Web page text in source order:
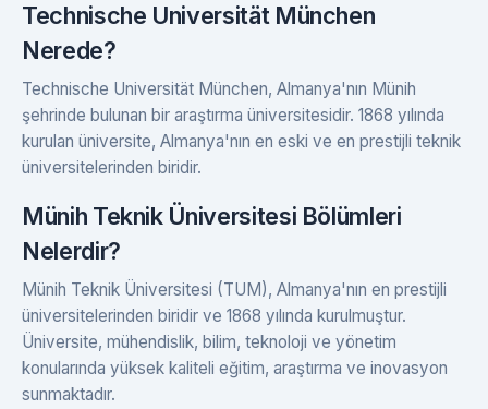
Technische Universität München
Nerede?
Technische Universität München, Almanya'nın Münih
şehrinde bulunan bir araştırma üniversitesidir. 1868 yılında
kurulan üniversite, Almanya'nın en eski ve en prestijli teknik
üniversitelerinden biridir.
Münih Teknik Üniversitesi Bölümleri
Nelerdir?
Münih Teknik Üniversitesi (TUM), Almanya'nın en prestijli
üniversitelerinden biridir ve 1868 yılında kurulmuştur.
Üniversite, mühendislik, bilim, teknoloji ve yönetim
konularında yüksek kaliteli eğitim, araştırma ve inovasyon
sunmaktadır.